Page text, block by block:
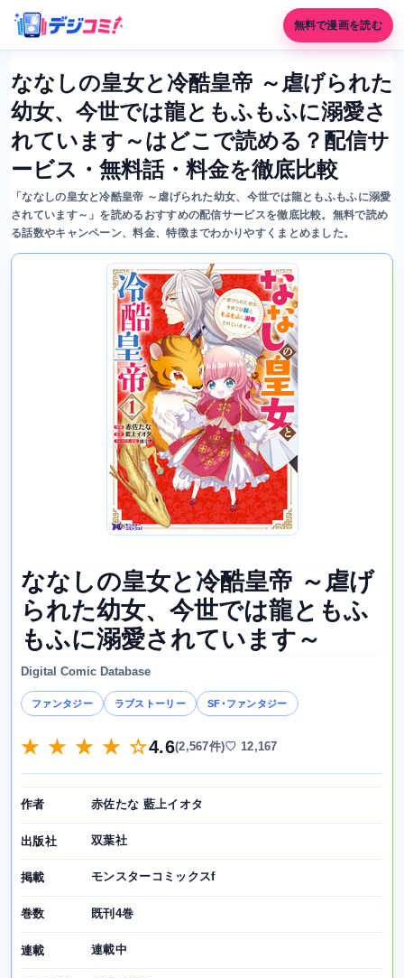
無料で漫画を読む
ななしの皇女と冷酷皇帝 ～虐げられた
幼女、今世では龍ともふもふに溺愛さ
れています～はどこで読める？配信サ
ービス・無料話・料金を徹底比較
「ななしの皇女と冷酷皇帝 ～虐げられた幼女、今世では龍ともふもふに溺愛
されています～」を読めるおすすめの配信サービスを徹底比較。無料で読め
る話数やキャンペーン、料金、特徴までわかりやすくまとめました。
ななしの皇女と冷酷皇帝 ～虐げ
られた幼女、今世では龍ともふ
もふに溺愛されています～
Digital Comic Database
ファンタジー ラブストーリー SF･ファンタジー
★ ★ ★ ★ ☆4.6(2,567件)♡ 12,167
作者 赤佐たな 藍上イオタ
出版社 双葉社
掲載 モンスターコミックスf
巻数 既刊4巻
連載 連載中